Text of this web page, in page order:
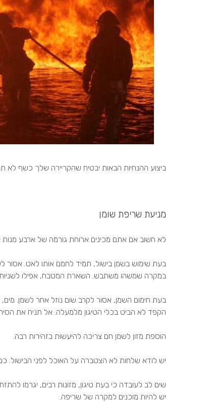
ביצוע ההנחיות הבאות יבטיח שהקריירה שלך כשף לא
מניעת שריפת שומן
לא חשוב אם אתם מכינים ארוחת גורמה של ארבע מנות
בעת שימוש בשמן בישול, תמיד לחמם אותו לאט. אסור
במקרה שמשהו משתבש. השארת המטבח, אפילו לשניות
בעת חימום השמן, אסור לקרב שום נוזל אחר לשמן. מים,
הקפד לא הביט בכלי הטיגון מלמעלה. אל תניח את
הוספת מזון לשמן חם צריכה להיעשות בזהירות רבה.
יש לודא שלחות לא הצטברה על האוכל לפני הבישול.
שים לב לעובדה כי בעת טיגון, מזונות רבים, יגרמו
יש להיות מוכנים למקרה של שריפה.